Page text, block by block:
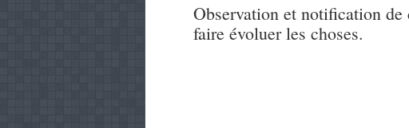
Observation et notification
faire évoluer les choses.